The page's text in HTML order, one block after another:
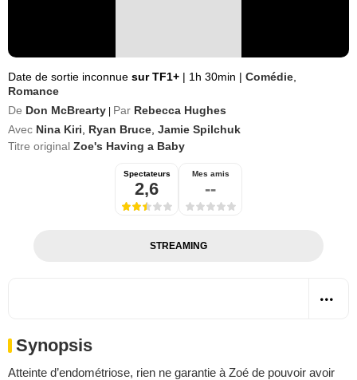
Date de sortie inconnue sur TF1+ | 1h 30min | Comédie
Romance
De Don McBrearty Par Rebecca Hughes
Avec Nina Kiri Ryan Bruce Jamie Spilchuk
Titre original Zoe's Having a Baby
Spectateurs
2,6
Mes amis
--
STREAMING
Synopsis
Atteinte d’endométriose, rien ne garantie à Zoé de pouvoir avoir